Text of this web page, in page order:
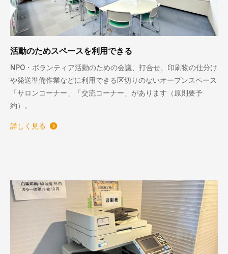
活動のためスペースを利用できる
NPO・ボランティア活動のための会議、打合せ、印刷物の仕分け
や発送準備作業などに利用できる区切りのないオープンスペース
「サロンコーナー」「交流コーナー」があります（原則要予
約）。
詳しく見る